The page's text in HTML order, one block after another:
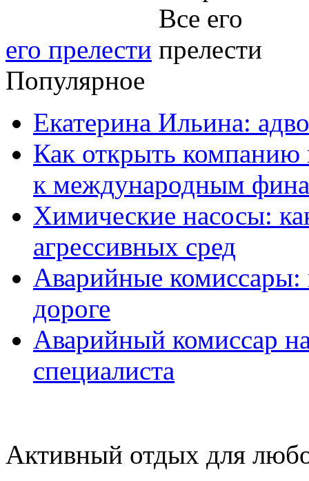
его прелести
Популярное
Екатерина Ильина:
Как открыть компанию
к международным
Химические насосы:
агрессивных сред
Аварийные
дороге
Аварийный комиссар
специалиста
Активный отдых для